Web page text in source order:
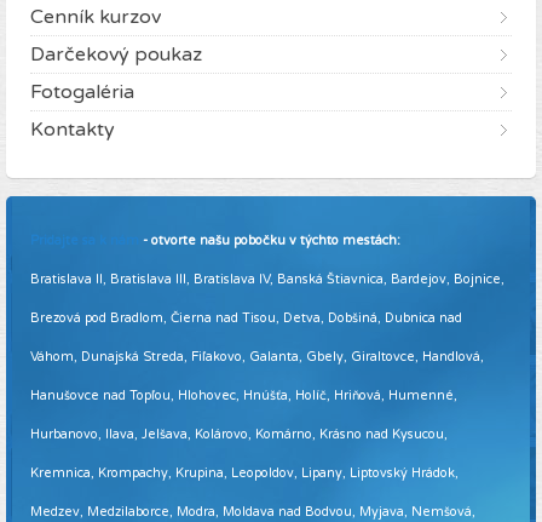
Cenník kurzov
Darčekový poukaz
Fotogaléria
Kontakty
Pridajte sa k nám - otvorte našu pobočku v týchto mestách:
Bratislava II, Bratislava III, Bratislava IV, Banská Štiavnica, Bardejov, Bojnice,
Brezová pod Bradlom, Čierna nad Tisou, Detva, Dobšiná, Dubnica nad
Váhom, Dunajská Streda, Fiľakovo, Galanta, Gbely, Giraltovce, Handlová,
Hanušovce nad Topľou, Hlohovec, Hnúšťa, Holíč, Hriňová, Humenné,
Hurbanovo, Ilava, Jelšava, Kolárovo, Komárno, Krásno nad Kysucou,
Kremnica, Krompachy, Krupina, Leopoldov, Lipany, Liptovský Hrádok,
Medzev, Medzilaborce, Modra, Moldava nad Bodvou, Myjava, Nemšová,